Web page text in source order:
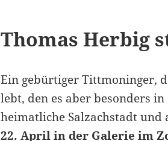
Thomas Herbig
Ein gebürtiger Tittmoninger,
lebt, den es aber besonders
heimatliche Salzachstadt und
22. April in der Galerie im